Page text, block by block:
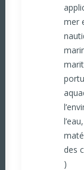
mer
des
)